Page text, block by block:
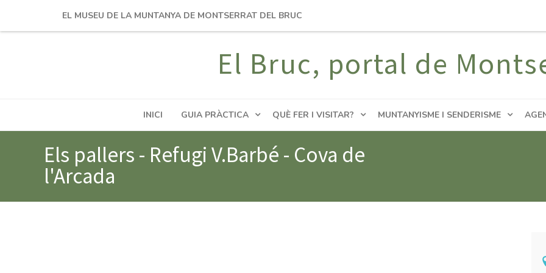
EL MUSEU DE LA MUNTANYA DE MONTSERRAT DEL BRUC
El Bruc, portal de
INICI GUIA PRÀCTICA QUÈ FER I VISITAR? MUNTANYISME I SENDERISME
Els pallers - Refugi V.Barbé - Cova de
l'Arcada